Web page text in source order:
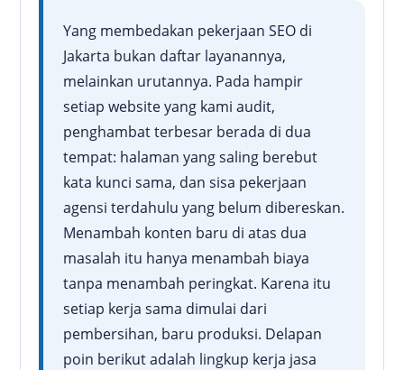
Yang membedakan pekerjaan SEO di
Jakarta bukan daftar layanannya,
melainkan urutannya. Pada hampir
setiap website yang kami audit,
penghambat terbesar berada di dua
tempat: halaman yang saling berebut
kata kunci sama, dan sisa pekerjaan
agensi terdahulu yang belum dibereskan.
Menambah konten baru di atas dua
masalah itu hanya menambah biaya
tanpa menambah peringkat. Karena itu
setiap kerja sama dimulai dari
pembersihan, baru produksi. Delapan
poin berikut adalah lingkup kerja jasa